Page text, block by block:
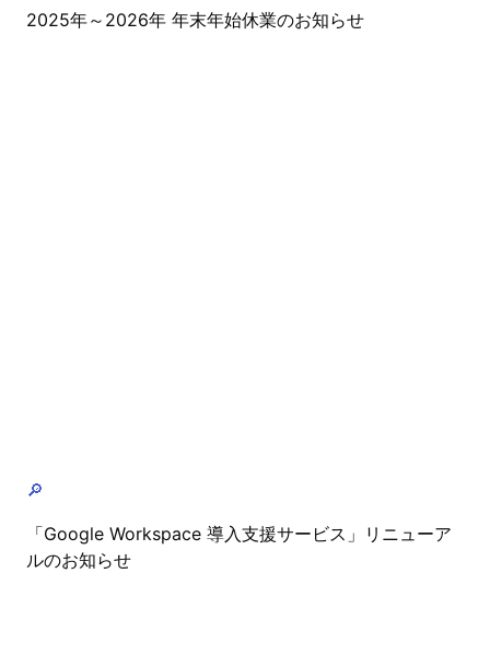
2025年～2026年 年末年始休業のお知らせ
🔎
「Google Workspace 導入支援サービス」リニューア
ルのお知らせ